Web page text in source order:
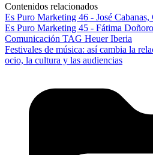
Contenidos relacionados
Es Puro Marketing 46 - José
Es Puro Marketing 45 - Fátima
Comunicación TAG Heuer Iberia
Festivales de música: así cambia la
ocio, la cultura y las audiencias